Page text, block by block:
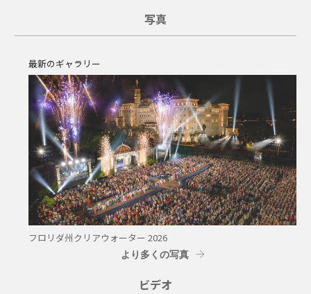
写真
最新のギャラリー
フロリダ州クリアウォーター 2026
より多くの写真
ビデオ